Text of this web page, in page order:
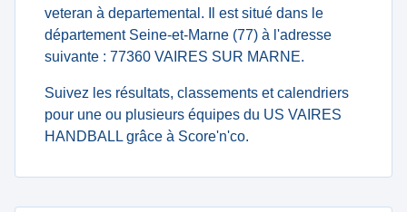
veteran à departemental. Il est situé dans le
département Seine-et-Marne (77) à l'adresse
suivante : 77360 VAIRES SUR MARNE.
Suivez les résultats, classements et calendriers
pour une ou plusieurs équipes du US VAIRES
HANDBALL grâce à Score'n'co.